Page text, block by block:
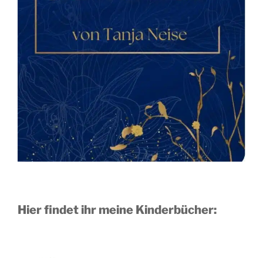
Hier findet ihr meine Kinderbücher: